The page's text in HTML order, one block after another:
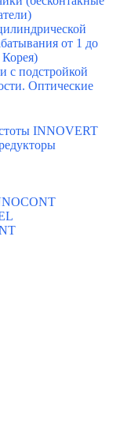
от 1 до
с подстройкой
Оптические
INNOVERT